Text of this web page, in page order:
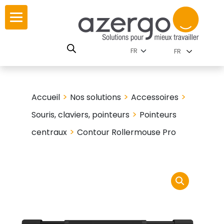
Skip
content
par famille
FR
Accueil > Nos solutions >Accessoires >
Souris, claviers, pointeurs > Pointeurs
centraux >Contour Rollermouse Pro